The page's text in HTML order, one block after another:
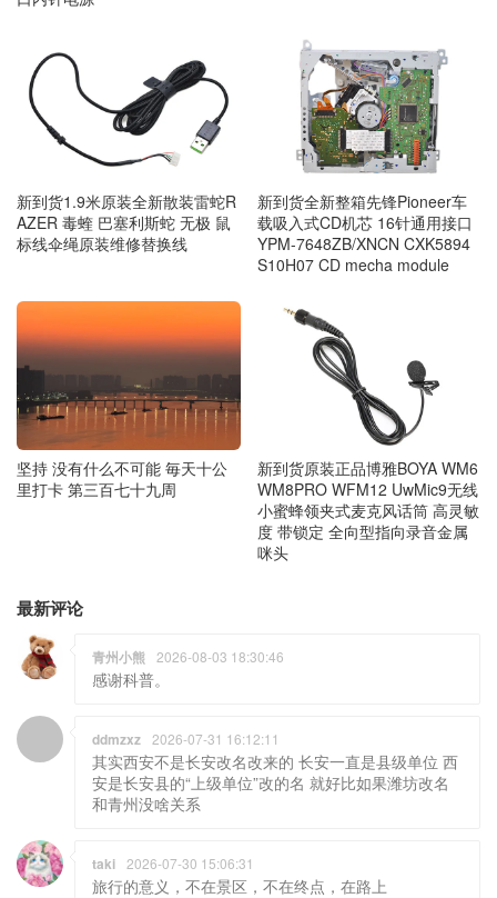
新到货1.9米原装全新散装雷蛇R
AZER 毒蝰 巴塞利斯蛇 无极 鼠
标线伞绳原装维修替换线
新到货全新整箱先锋Pioneer车
载吸入式CD机芯 16针通用接口
YPM-7648ZB/XNCN CXK5894
S10H07 CD mecha module
坚持 没有什么不可能 毎天十公
里打卡 第三百七十九周
新到货原装正品博雅BOYA WM6
WM8PRO WFM12 UwMic9无线
小蜜蜂领夹式麦克风话筒 高灵敏
度 带锁定 全向型指向录音金属
咪头
最新评论
青州小熊 2026-08-03 18:30:46
感谢科普。
ddmzxz 2026-07-31 16:12:11
其实西安不是长安改名改来的 长安一直是县级单位 西
安是长安县的“上级单位”改的名 就好比如果潍坊改名
和青州没啥关系
taki 2026-07-30 15:06:31
旅行的意义，不在景区，不在终点，在路上